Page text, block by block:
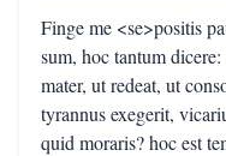
Finge me <se>positis
sum, hoc tantum
mater, ut redeat, ut
tyrannus exegerit,
quid moraris? hoc est